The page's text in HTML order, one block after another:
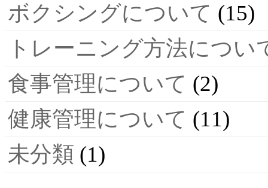
ボクシングについて (15)
トレーニング方法につい
食事管理について (2)
健康管理について (11)
未分類 (1)